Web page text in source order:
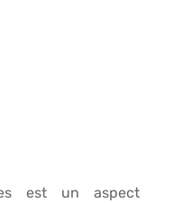
est un aspect